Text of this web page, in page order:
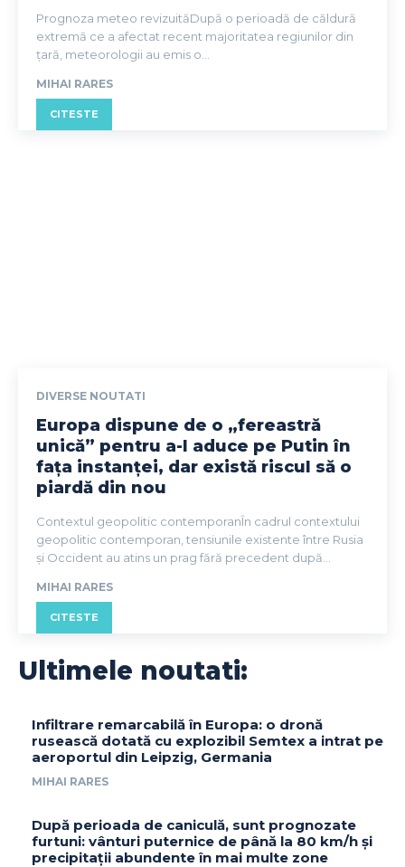
Prognoza meteo revizuităDupă o perioadă de căldură
extremă ce a afectat recent majoritatea regiunilor din
țară, meteorologii au emis o...
MIHAI RARES
CITESTE
DIVERSE NOUTATI
Europa dispune de o „fereastră
unică” pentru a-l aduce pe Putin în
fața instanței, dar există riscul să o
piardă din nou
Contextul geopolitic contemporanÎn cadrul contextului
geopolitic contemporan, tensiunile existente între Rusia
și Occident au atins un prag fără precedent după...
MIHAI RARES
CITESTE
Ultimele noutati:
Infiltrare remarcabilă în Europa: o dronă
rusească dotată cu explozibil Semtex a intrat pe
aeroportul din Leipzig, Germania
MIHAI RARES
După perioada de caniculă, sunt prognozate
furtuni: vânturi puternice de până la 80 km/h și
precipitații abundente în mai multe zone